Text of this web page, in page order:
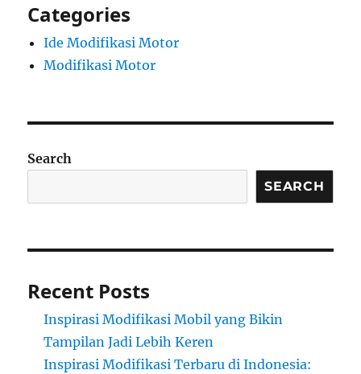
Categories
Ide Modifikasi Motor
Modifikasi Motor
Search
SEARCH
Recent Posts
Inspirasi Modifikasi Mobil yang Bikin
Tampilan Jadi Lebih Keren
Inspirasi Modifikasi Terbaru di Indonesia: